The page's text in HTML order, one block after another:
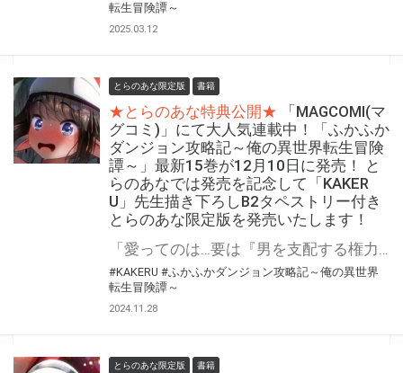
転生冒険譚～
2025.03.12
とらのあな限定版 書籍
★とらのあな特典公開★
「MAGCOMI(マ
グコミ)」にて大人気連載中！「ふかふか
ダンジョン攻略記～俺の異世界転生冒険
譚～」最新15巻が12月10日に発売！ と
らのあなでは発売を記念して「KAKER
U」先生描き下ろしB2タペストリー付き
とらのあな限定版を発売いたします！
#KAKERU #ふかふかダンジョン攻略記～俺の異世界
転生冒険譚～
2024.11.28
とらのあな限定版 書籍